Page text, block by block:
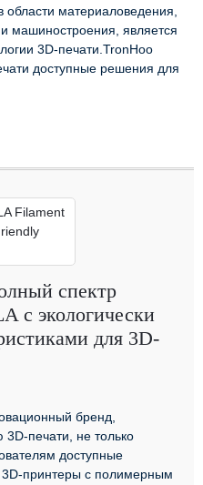
области материаловедения,
машиностроения, является
3D-печати.TronHoo
доступные решения для
спектр
с экологически
для 3D-
бренд,
печати, не только
доступные
принтеры с полимерным